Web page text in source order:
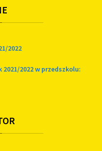
2022
2022 w przedszkolu: